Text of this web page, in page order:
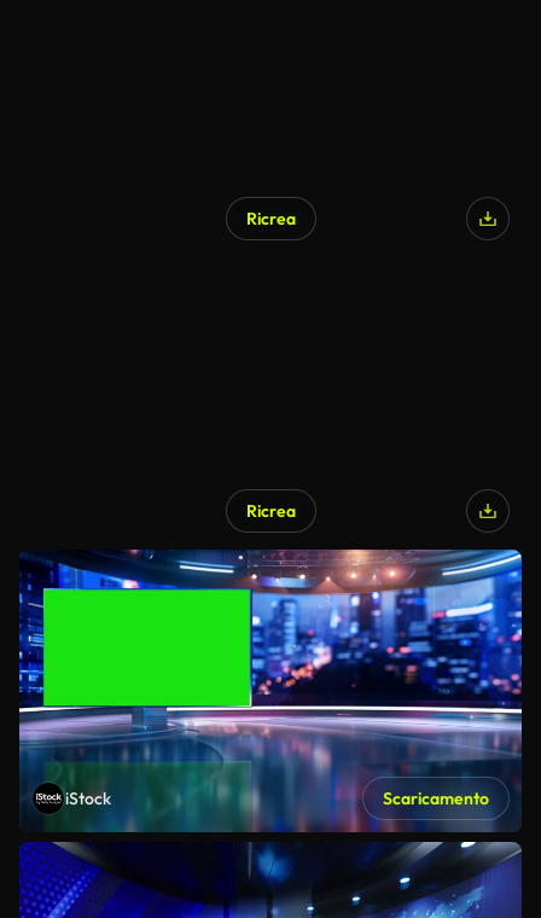
Ricrea
Ricrea
iStock Scaricamento